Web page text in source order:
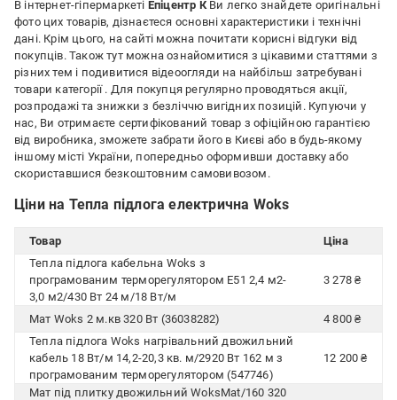
В інтернет-гіпермаркеті Епіцентр КВи легко знайдете оригінальні
фото цих товарів, дізнаєтеся основні характеристики і технічні
дані. Крім цього, на сайті можна почитати корисні відгуки від
покупців. Також тут можна ознайомитися з цікавими статтями з
різних тем і подивитися відеоогляди на найбільш затребувані
товари категорії . Для покупця регулярно проводяться акції,
розпродажі та знижки з безліччю вигідних позицій. Купуючи у
нас, Ви отримаєте сертифікований товар з офіційною гарантією
від виробника, зможете забрати його в Києві або в будь-якому
іншому місті України, попередньо оформивши доставку або
скориставшися безкоштовним самовивозом.
Ціни на Тепла підлога електрична Woks
Товар
Ціна
Тепла підлога кабельна Woks з
програмованим терморегулятором E51 2,4 м2-
3,0 м2/430 Вт 24 м/18 Вт/м
3 278 ₴
Мат Woks 2 м.кв 320 Вт (36038282)
4 800 ₴
Тепла підлога Woks нагрівальний двожильний
кабель 18 Вт/м 14,2-20,3 кв. м/2920 Вт 162 м з
програмованим терморегулятором (547746)
12 200 ₴
Мат під плитку двожильний WoksMat/160 320